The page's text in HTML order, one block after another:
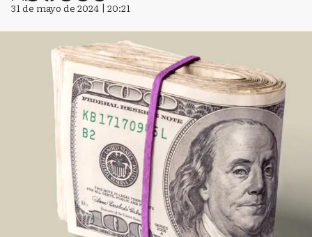
31 de mayo de 2024 | 20:21